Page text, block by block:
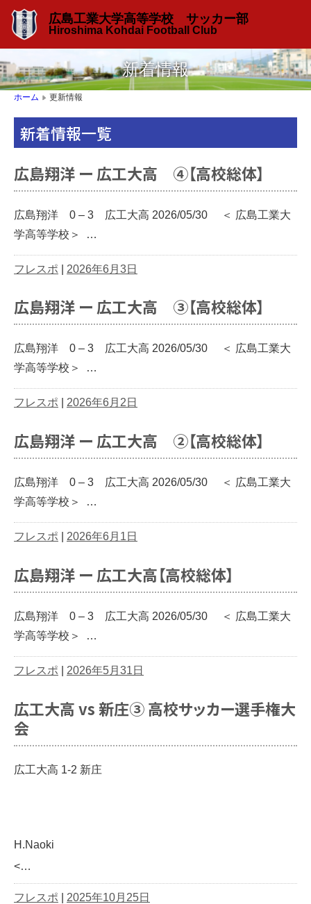
広島工業大学高等学校 サッカー部
Hiroshima Kohdai Football Club
新着情報
ホーム ▶ 更新情報
新着情報一覧
広島翔洋 ー 広工大高 ④【高校総体】
広島翔洋 0 – 3 広工大高 2026/05/30 ＜ 広島工業大
学高等学校＞ …
フレスポ 2026年6月3日
広島翔洋 ー 広工大高 ③【高校総体】
広島翔洋 0 – 3 広工大高 2026/05/30 ＜ 広島工業大
学高等学校＞ …
フレスポ 2026年6月2日
広島翔洋 ー 広工大高 ②【高校総体】
広島翔洋 0 – 3 広工大高 2026/05/30 ＜ 広島工業大
学高等学校＞ …
フレスポ 2026年6月1日
広島翔洋 ー 広工大高【高校総体】
広島翔洋 0 – 3 広工大高 2026/05/30 ＜ 広島工業大
学高等学校＞ …
フレスポ 2026年5月31日
広工大高 vs 新庄③ 高校サッカー選手権大
会
広工大高 1-2 新庄
H.Naoki
<…
フレスポ 2025年10月25日